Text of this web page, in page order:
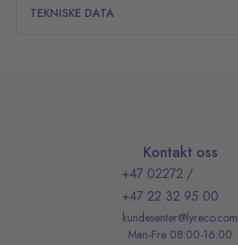
TEKNISKE DATA
Kontakt oss
+47 02272 /
+47 22 32 95 00
kundesenter@lyreco.com
Man-Fre 08:00-16:00